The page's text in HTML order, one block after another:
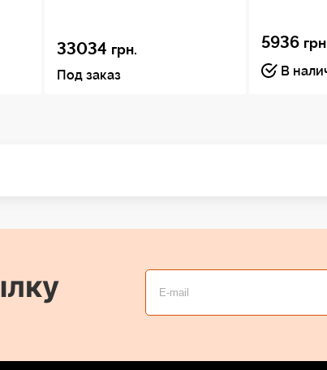
33034 грн.
Под заказ
5936
В